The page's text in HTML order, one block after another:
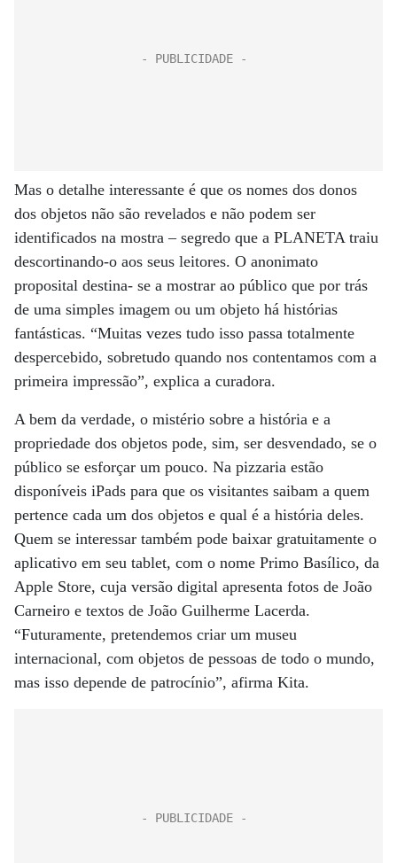
Mas o detalhe interessante é que os nomes dos donos
dos objetos não são revelados e não podem ser
identificados na mostra – segredo que a PLANETA traiu
descortinando-o aos seus leitores. O anonimato
proposital destina- se a mostrar ao público que por trás
de uma simples imagem ou um objeto há histórias
fantásticas. “Muitas vezes tudo isso passa totalmente
despercebido, sobretudo quando nos contentamos com a
primeira impressão”, explica a curadora.
A bem da verdade, o mistério sobre a história e a
propriedade dos objetos pode, sim, ser desvendado, se o
público se esforçar um pouco. Na pizzaria estão
disponíveis iPads para que os visitantes saibam a quem
pertence cada um dos objetos e qual é a história deles.
Quem se interessar também pode baixar gratuitamente o
aplicativo em seu tablet, com o nome Primo Basílico, da
Apple Store, cuja versão digital apresenta fotos de João
Carneiro e textos de João Guilherme Lacerda.
“Futuramente, pretendemos criar um museu
internacional, com objetos de pessoas de todo o mundo,
mas isso depende de patrocínio”, afirma Kita.